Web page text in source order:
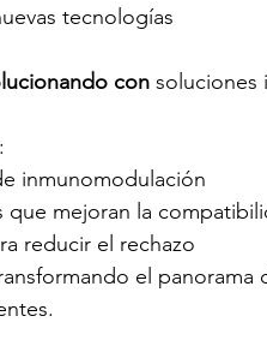
tecnologías
con soluciones
inmunomodulación
que mejoran la
reducir el rechazo
el